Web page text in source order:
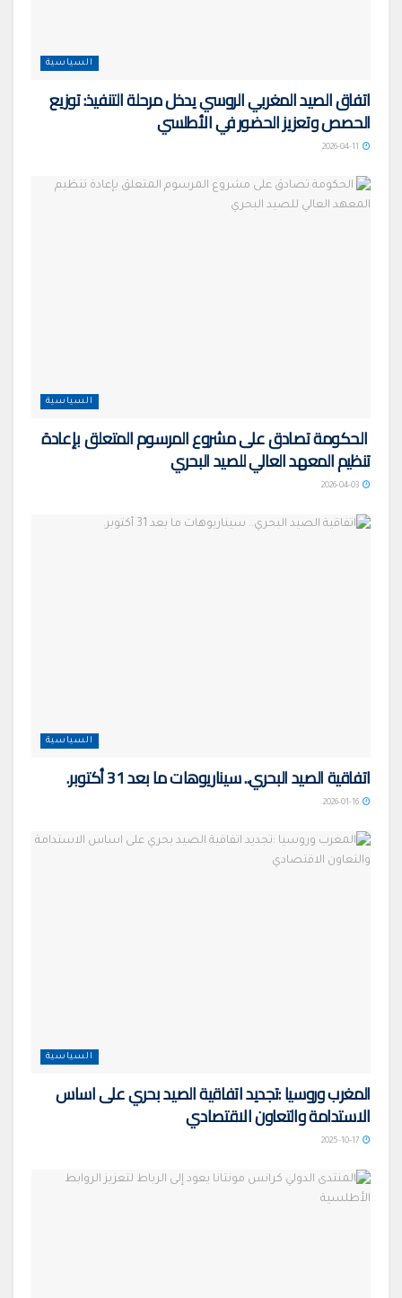
السياسية
اتفاق الصيد المغربي الروسي يدخل مرحلة التنفيذ: توزيع
الحصص وتعزيز الحضور في الأطلسي
السياسية
الحكومة تصادق على مشروع المرسوم المتعلق بإعادة
تنظيم المعهد العالي للصيد البحري
السياسية
اتفاقية الصيد البحري.. سيناريوهات ما بعد 31 أكتوبر.
السياسية
المغرب وروسيا :تجديد اتفاقية الصيد بحري على اساس
الاستدامة والتعاون الاقتصادي